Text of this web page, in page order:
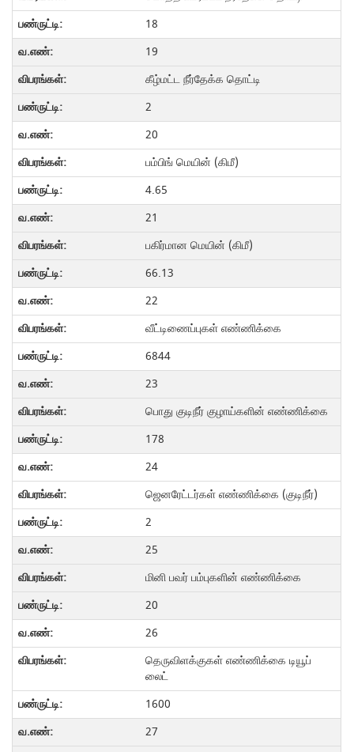
18
19
கீழ்மட்ட நீர்தேக்க தொட்டி
2
20
பம்பிங் மெயின் (கிமீ)
4.65
21
பகிர்மான மெயின் (கிமீ)
66.13
22
வீட்டிணைப்புகள் எண்ணிக்கை
6844
23
பொது குடிநீர் குழாய்களின் எண்ணிக்கை
178
24
ஜெனரேட்டர்கள் எண்ணிக்கை (குடிநீர்)
2
25
மினி பவர் பம்புகளின் எண்ணிக்கை
20
26
தெருவிளக்குகள் எண்ணிக்கை டியூப்
லைட்
1600
27